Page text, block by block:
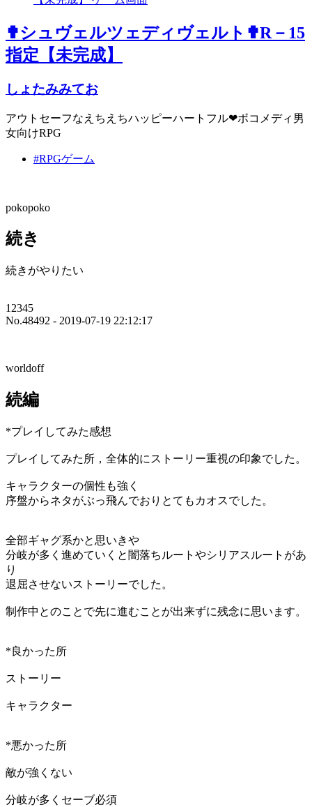
✟シュヴェルツェディヴェルト✟R－15
指定【未完成】
しょたみみてお
アウトセーフなえちえちハッピーハートフル❤ボコメディ男
女向けRPG
#RPGゲーム
pokopoko
続き
続きがやりたい
12345
No.48492 - 2019-07-19 22:12:17
worldoff
続編
*プレイしてみた感想
プレイしてみた所，全体的にストーリー重視の印象でした。
キャラクターの個性も強く
序盤からネタがぶっ飛んでおりとてもカオスでした。
全部ギャグ系かと思いきや
分岐が多く進めていくと闇落ちルートやシリアスルートがあ
り
退屈させないストーリーでした。
制作中とのことで先に進むことが出来ずに残念に思います。
*良かった所
ストーリー
キャラクター
*悪かった所
敵が強くない
分岐が多くセーブ必須